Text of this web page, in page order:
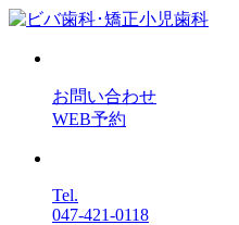
お問い合わせ
WEB予約
Tel.
047-421-0118